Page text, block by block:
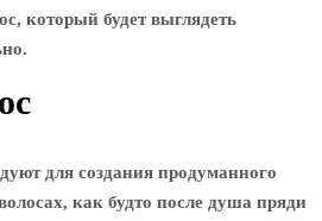
который будет выглядеть
для создания продуманного
как будто после душа пряди